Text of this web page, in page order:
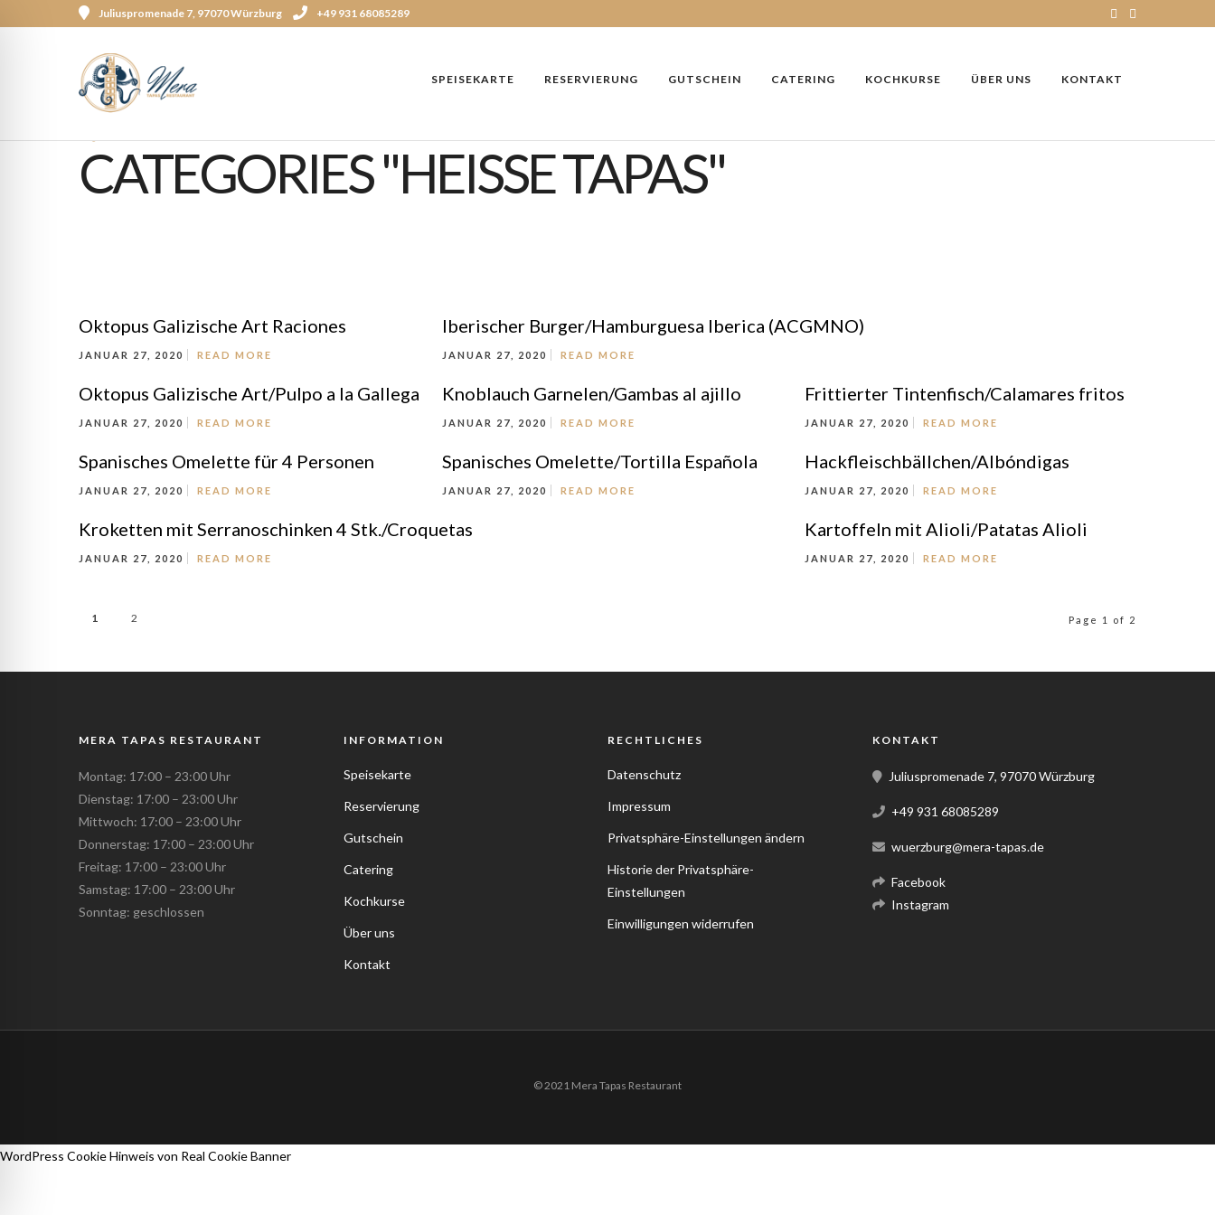
Juliuspromenade 7, 97070 Würzburg +49 931 68085289
SPEISEKARTE RESERVIERUNG GUTSCHEIN CATERING KOCHKURSE ÜBER UNS KONTAKT
Menu
CATEGORIES "HEISSE TAPAS"
Oktopus Galizische Art Raciones
JANUAR 27, 2020 READ MORE
Iberischer Burger/Hamburguesa Iberica (ACGMNO)
JANUAR 27, 2020 READ MORE
Oktopus Galizische Art/Pulpo a la Gallega
JANUAR 27, 2020 READ MORE
Knoblauch Garnelen/Gambas al ajillo
JANUAR 27, 2020 READ MORE
Frittierter Tintenfisch/Calamares fritos
JANUAR 27, 2020 READ MORE
Spanisches Omelette für 4 Personen
JANUAR 27, 2020 READ MORE
Spanisches Omelette/Tortilla Española
JANUAR 27, 2020 READ MORE
Hackfleischbällchen/Albóndigas
JANUAR 27, 2020 READ MORE
Kroketten mit Serranoschinken 4 Stk./Croquetas
JANUAR 27, 2020 READ MORE
Kartoffeln mit Alioli/Patatas Alioli
JANUAR 27, 2020 READ MORE
1 2 Page 1 of 2
MERA TAPAS RESTAURANT
Montag: 17:00 – 23:00 Uhr
Dienstag: 17:00 – 23:00 Uhr
Mittwoch: 17:00 – 23:00 Uhr
Donnerstag: 17:00 – 23:00 Uhr
Freitag: 17:00 – 23:00 Uhr
Samstag: 17:00 – 23:00 Uhr
Sonntag: geschlossen
INFORMATION
Speisekarte
Reservierung
Gutschein
Catering
Kochkurse
Über uns
Kontakt
RECHTLICHES
Datenschutz
Impressum
Privatsphäre-Einstellungen ändern
Historie der Privatsphäre-
Einstellungen
Einwilligungen widerrufen
KONTAKT
Juliuspromenade 7, 97070 Würzburg
+49 931 68085289
wuerzburg@mera-tapas.de
Facebook
Instagram
© 2021 Mera Tapas Restaurant
WordPress Cookie Hinweis von Real Cookie Banner